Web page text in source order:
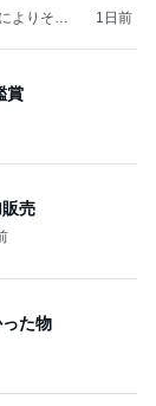
よりそう3
1日前
賞
売
た物